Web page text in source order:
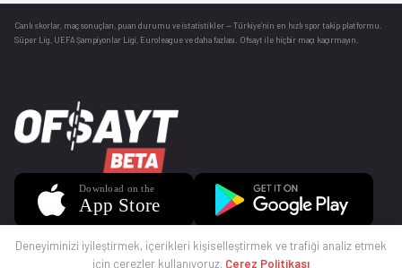
Canlı skorlar , maç sonuçları, puan durumu ve istatistikler — Türkiye’nin en hızlı spor takip platformu.
Süper Lig, UEFA Şampiyonlar Ligi, Euroleague ve daha fazlası. Ofsayt ile hiçbir maçı kaçırmayın.
Deneyiminizi iyileştirmek, içerikleri kişiselleştirmek ve trafiği analiz etmek
için çerezler kullanıyoruz. Çerez Politikası